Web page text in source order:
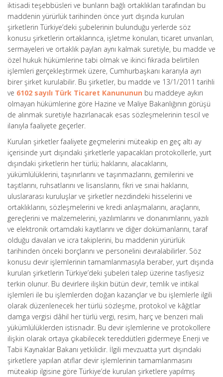
iktisadi teşebbüsleri ve bunların bağlı ortaklıkları tarafından bu
maddenin yürürlük tarihinden önce yurt dışında kurulan
şirketlerin Türkiye’deki şubelerinin bulunduğu yerlerde söz
konusu şirketlerin ortaklarınca, işletme konuları, ticaret unvanları,
sermayeleri ve ortaklık payları aynı kalmak suretiyle, bu madde ve
özel hukuk hükümlerine tabi olmak ve ikinci fıkrada belirtilen
işlemleri gerçekleştirmek üzere, Cumhurbaşkanı kararıyla ayrı
birer şirket kurulabilir. Bu şirketler, bu madde ve 13/1/2011 tarihli
ve 6102 sayılı Türk Ticaret Kanununun bu maddeye aykırı
olmayan hükümlerine göre Hazine ve Maliye Bakanlığının görüşü
de alınmak suretiyle hazırlanacak esas sözleşmelerinin tescil ve
ilanıyla faaliyete geçerler.
Kurulan şirketler faaliyete geçmelerini müteakip en geç altı ay
içerisinde yurt dışındaki şirketlerle yapacakları protokollerle, yurt
dışındaki şirketlerin her türlü; haklarını, alacaklarını,
yükümlülüklerini, taşınırlarını ve taşınmazlarını, gemilerini ve
taşıtlarını, ruhsatlarını ve lisanslarını, fikri ve sınai haklarını,
uluslararası kuruluşlar ve şirketler nezdindeki hisselerini ve
ortaklıklarını, sözleşmelerini ve kredi anlaşmalarını, araçlarını,
gereçlerini ve malzemelerini, yazılımlarını ve donanımlarını, yazılı
ve elektronik ortamdaki kayıtlarını ve diğer dokümanlarını, taraf
olduğu davaları ve icra takiplerini, bu maddenin yürürlük
tarihinden önceki borçlarını ve personelini devralabilirler. Söz
konusu devir işlemlerinin tamamlanmasıyla beraber, yurt dışında
kurulan şirketlerin Türkiye’deki şubeleri talep üzerine tasfiyesiz
terkin olunur. Bu devirlere ilişkin bütün devir, temlik ve intikal
işlemleri ile bu işlemlerden doğan kazançlar ve bu işlemlerle ilgili
olarak düzenlenecek her türlü sözleşme, protokol ve kâğıtlar
damga vergisi dâhil her türlü vergi, resim, harç ve benzeri mali
yükümlülüklerden istisnadır. Bu devir işlemlerine ve protokollere
ilişkin olarak ortaya çıkabilecek tereddütleri gidermeye Enerji ve
Tabii Kaynaklar Bakanı yetkilidir. İlgili mevzuatta yurt dışındaki
şirketlere yapılan atıflar devir işlemlerinin tamamlanmasını
müteakip ilgisine göre Türkiye’de kurulan şirketlere yapılmış